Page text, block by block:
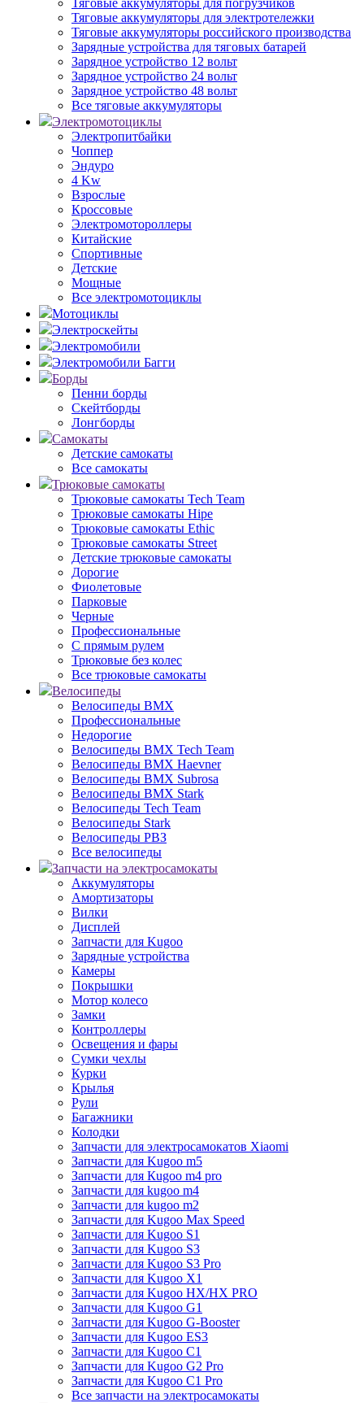
Тяговые аккумуляторы для погрузчиков
Тяговые аккумуляторы для электротележки
Тяговые аккумуляторы российского производства
Зарядные устройства для тяговых батарей
Зарядное устройство 12 вольт
Зарядное устройство 24 вольт
Зарядное устройство 48 вольт
Все тяговые аккумуляторы
Электромотоциклы
Электропитбайки
Чоппер
Эндуро
4 Kw
Взрослые
Кроссовые
Электромотороллеры
Китайские
Спортивные
Детские
Мощные
Все электромотоциклы
Мотоциклы
Электроскейты
Электромобили
Электромобили Багги
Борды
Пенни борды
Скейтборды
Лонгборды
Самокаты
Детские самокаты
Все самокаты
Трюковые самокаты
Трюковые самокаты Tech Team
Трюковые самокаты Hipe
Трюковые самокаты Ethic
Трюковые самокаты Street
Детские трюковые самокаты
Дорогие
Фиолетовые
Парковые
Черные
Профессиональные
С прямым рулем
Трюковые без колес
Все трюковые самокаты
Велосипеды
Велосипеды BMX
Профессиональные
Недорогие
Велосипеды BMX Tech Team
Велосипеды BMX Haevner
Велосипеды BMX Subrosa
Велосипеды BMX Stark
Велосипеды Tech Team
Велосипеды Stark
Велосипеды РВЗ
Все велосипеды
Запчасти на электросамокаты
Аккумуляторы
Амортизаторы
Вилки
Дисплей
Запчасти для Kugoo
Зарядные устройства
Камеры
Покрышки
Мотор колесо
Замки
Контроллеры
Освещения и фары
Сумки чехлы
Курки
Крылья
Рули
Багажники
Колодки
Запчасти для электросамокатов Xiaomi
Запчасти для Kugoo m5
Запчасти для Кugoo m4 pro
Запчасти для kugoo m4
Запчасти для kugoo m2
Запчасти для Kugoo Max Speed
Запчасти для Kugoo S1
Запчасти для Kugoo S3
Запчасти для Kugoo S3 Pro
Запчасти для Kugoo X1
Запчасти для Kugoo HX/HX PRO
Запчасти для Kugoo G1
Запчасти для Kugoo G-Booster
Запчасти для Kugoo ES3
Запчасти для Kugoo C1
Запчасти для Kugoo G2 Pro
Запчасти для Kugoo C1 Pro
Все запчасти на электросамокаты